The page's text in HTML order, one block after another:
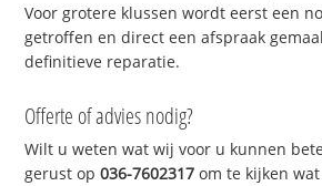
Voor grotere klussen wordt eerst een
getroffen en direct een afspraak
definitieve reparatie.
Offerte of advies nodig?
Wilt u weten wat wij voor u kunnen
gerust op036-7602317 om te kijken